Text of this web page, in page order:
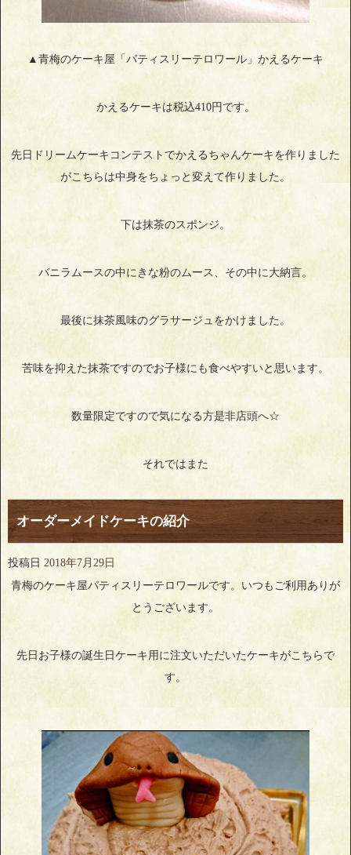
▲青梅のケーキ屋「パティスリーテロワール」かえるケーキ
かえるケーキは税込410円です。
先日ドリームケーキコンテストでかえるちゃんケーキを作りました
がこちらは中身をちょっと変えて作りました。
下は抹茶のスポンジ。
バニラムースの中にきな粉のムース、その中に大納言。
最後に抹茶風味のグラサージュをかけました。
苦味を抑えた抹茶ですのでお子様にも食べやすいと思います。
数量限定ですので気になる方是非店頭へ☆
それではまた
オーダーメイドケーキの紹介
投稿日 2018年7月29日
青梅のケーキ屋パティスリーテロワールです。いつもご利用ありが
とうございます。
先日お子様の誕生日ケーキ用に注文いただいたケーキがこちらで
す。